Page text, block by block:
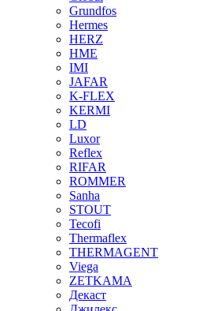
Grundfos
Hermes
HERZ
HME
IMI
JAFAR
K-FLEX
KERMI
LD
Luxor
Reflex
RIFAR
ROMMER
Sanha
STOUT
Tecofi
Thermaflex
THERMAGENT
Viega
ZETKAMA
Декаст